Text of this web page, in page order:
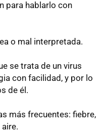
para hablarlo con
o mal interpretada.
se trata de un virus
con facilidad, y por lo
de él.
más frecuentes: fiebre,